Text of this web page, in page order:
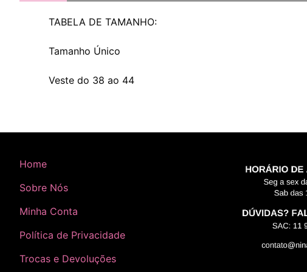
TABELA DE TAMANHO:
Tamanho Único
Veste do 38 ao 44
Home
Sobre Nós
Minha Conta
Política de Privacidade
Trocas e Devoluções